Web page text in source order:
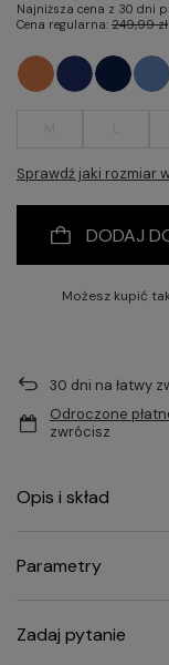
Sprawdź jaki rozmiar
Najniższa cena z 30 dni
Cena regularna: 249,99 zł
DODAJ
Możesz kupić
30 dni na łatwy
Odroczone
zwrócisz
Opis i skład
Parametry
Zadaj pytanie